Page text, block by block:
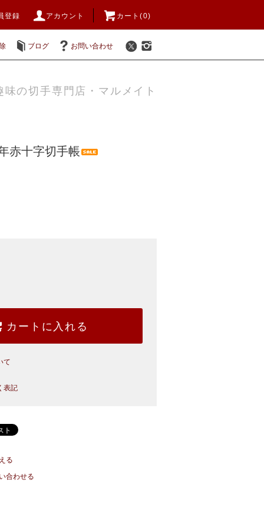
登録 アカウント カート(0)
ブログ お問い合わせ
味の切手専門店・マルメイト
赤十字切手帳
カートに入れる
て
表記
る
合わせる